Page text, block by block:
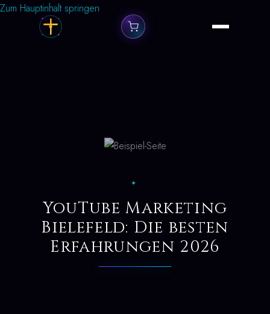
Zum Hauptinhalt springen
✦
YouTube Marketing
Bielefeld: Die besten
Erfahrungen 2026